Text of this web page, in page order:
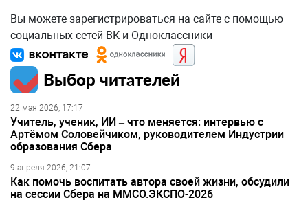
Вы можете зарегистрироваться на сайте с помощью
социальных сетей ВК и Одноклассники
Выбор читателей
22 мая 2026, 17:17
Учитель, ученик, ИИ – что меняется: интервью с
Артёмом Соловейчиком, руководителем Индустрии
образования Сбера
9 апреля 2026, 21:07
Как помочь воспитать автора своей жизни, обсудили
на сессии Сбера на ММСО.ЭКСПО-2026